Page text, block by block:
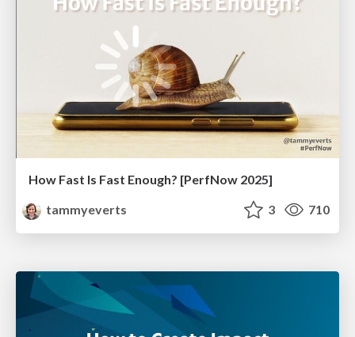
How Fast Is Fast Enough? [PerfNow 2025]
tammyeverts
3 710